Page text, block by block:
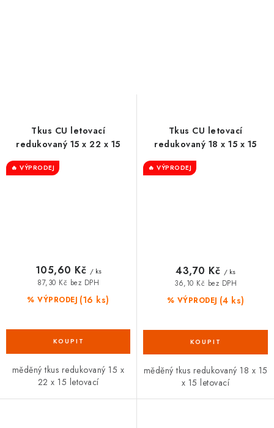
Tkus CU letovací
redukovaný 15 x 22 x 15
🔥 VÝPRODEJ
% VÝPRODEJ (16 ks)
87,30 Kč bez DPH
105,60 Kč / ks
měděný tkus redukovaný 15 x
22 x 15 letovací
Tkus CU letovací
redukovaný 18 x 15 x 15
🔥 VÝPRODEJ
% VÝPRODEJ (4 ks)
36,10 Kč bez DPH
43,70 Kč / ks
měděný tkus redukovaný 18 x 15
x 15 letovací